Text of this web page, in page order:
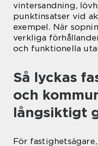
vintersandning,
punktinsatser vid
exempel. När
verkliga
och funktionella
Så lyckas
och
långsiktigt
För